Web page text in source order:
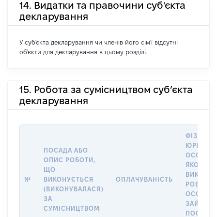
14. Видатки та правочини суб'єкта
декларування
У суб'єкта декларування чи членів його сім'ї відсутні
об'єкти для декларування в цьому розділі.
15. Робота за сумісництвом суб’єкта
декларування
№
ПОСАДА АБО
ОПИС РОБОТИ,
ЩО
ВИКОНУЄТЬСЯ
(ВИКОНУВАЛАСЯ)
ЗА
СУМІСНИЦТВОМ
ОПЛАЧУВАНІСТЬ
ОСОБА,
ЯКОЇ
РОБОТА
ОСОБА
ПОСАДУ